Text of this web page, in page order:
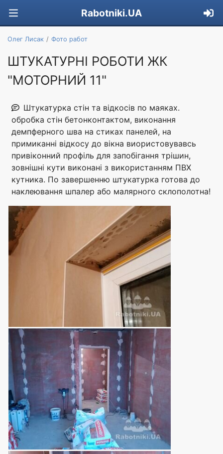
Rabotniki.UA
Олег Лисак Фото работ
ШТУКАТУРНІ РОБОТИ ЖК
"МОТОРНИЙ 11"
Штукатурка стін та відкосів по маяках.
обробка стін бетонконтактом, виконання
демпферного шва на стиках панелей, на
примиканні відкосу до вікна виористовувавсь
привіконний профіль для запобігання трішин,
зовнішні кути виконані з використанням ПВХ
кутника. По завершенню штукатурка готова до
наклеювання шпалер або малярного склополотна!